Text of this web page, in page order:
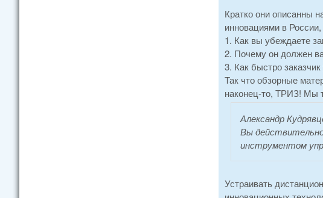
Кратко они описанны
инновациями в
1. Как вы убеждаете
2. Почему он должен
3. Как быстро
Так что обзорные
наконец-то, ТРИЗ! Мы
Александр
Вы
инструментом
Устраивать